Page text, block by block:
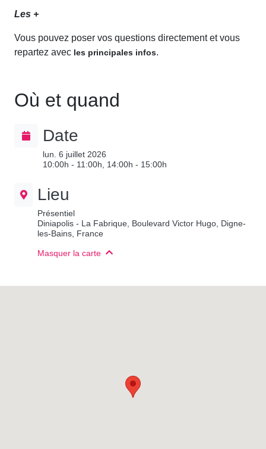
Les +
Vous pouvez poser vos questions directement et vous
repartez avecles principales infos.
Où et quand
Date
lun. 6 juillet 2026
10:00h - 11:00h, 14:00h - 15:00h
Lieu
Présentiel
Diniapolis - La Fabrique, Boulevard Victor Hugo, Digne-
les-Bains, France
Masquer la carte